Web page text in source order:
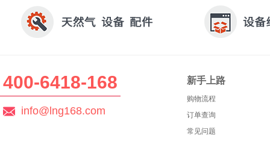
400-6418-168
info@lng168.com
新手上路
购物流程
订单查询
常见问题